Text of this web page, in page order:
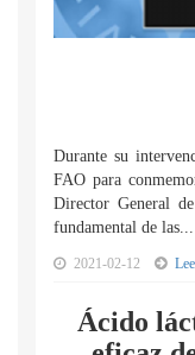
Durante su
FAO para
Director General
fundamental de las...
2021-02-12
Ácido